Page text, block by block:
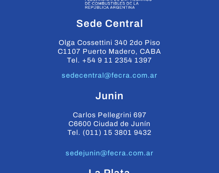
Sede Central
Olga Cossettini 340 2do Piso
C1107 Puerto Madero, CABA
Tel. +54 9 11 2354 1397
sedecentral@fecra.com.ar
Junin
Carlos Pellegrini 697
C6600 Ciudad de Junín
Tel. (011) 15 3801 9432
sedejunin@fecra.com.ar